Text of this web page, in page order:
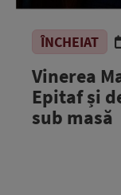
ÎNCHEIAT
Vinerea
Epitaf și
sub masă